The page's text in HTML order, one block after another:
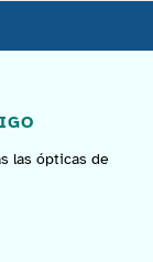
las ópticas de